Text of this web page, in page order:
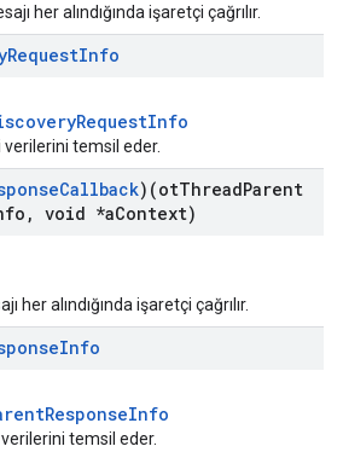
her alındığında işaretçi çağrılır.
RequestInfo
temsil eder.
Callback)(otThreadParent
, void *aContext)
her alındığında işaretçi çağrılır.
Info
verilerini temsil eder.